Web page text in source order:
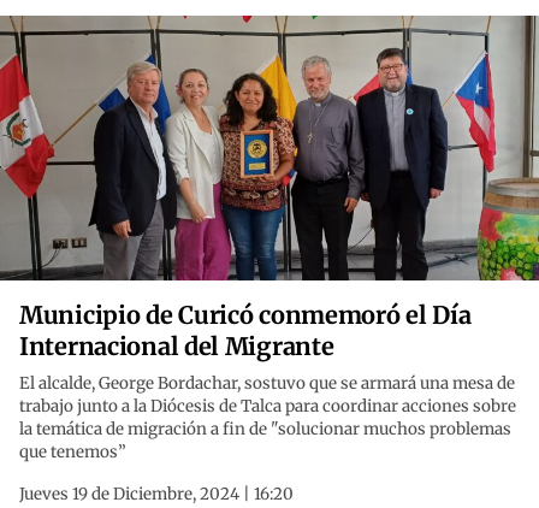
Municipio de Curicó conmemoró el Día
Internacional del Migrante
El alcalde, George Bordachar, sostuvo que se armará una mesa de
trabajo junto a la Diócesis de Talca para coordinar acciones sobre
la temática de migración a fin de "solucionar muchos problemas
que tenemos”
Jueves 19 de Diciembre, 2024 | 16:20